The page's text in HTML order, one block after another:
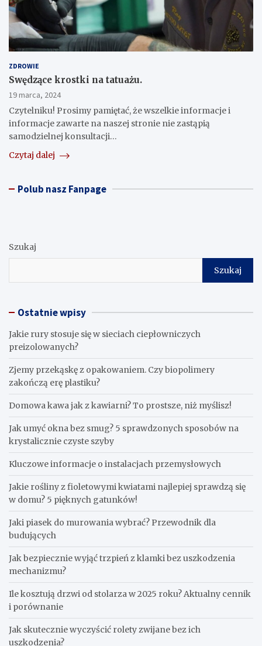
ZDROWIE
Swędzące krostki na tatuażu.
19 marca, 2024
Czytelniku! Prosimy pamiętać, że wszelkie informacje i
informacje zawarte na naszej stronie nie zastąpią
samodzielnej konsultacji…
Czytaj dalej
Polub nasz Fanpage
Szukaj
Szukaj
Ostatnie wpisy
Jakie rury stosuje się w sieciach ciepłowniczych
preizolowanych?
Zjemy przekąskę z opakowaniem. Czy biopolimery
zakończą erę plastiku?
​Domowa kawa jak z kawiarni? To prostsze, niż myślisz!
Jak umyć okna bez smug? 5 sprawdzonych sposobów na
krystalicznie czyste szyby
Kluczowe informacje o instalacjach przemysłowych
Jakie rośliny z fioletowymi kwiatami najlepiej sprawdzą się
w domu? 5 pięknych gatunków!
Jaki piasek do murowania wybrać? Przewodnik dla
budujących
Jak bezpiecznie wyjąć trzpień z klamki bez uszkodzenia
mechanizmu?
Ile kosztują drzwi od stolarza w 2025 roku? Aktualny cennik
i porównanie
Jak skutecznie wyczyścić rolety zwijane bez ich
uszkodzenia?